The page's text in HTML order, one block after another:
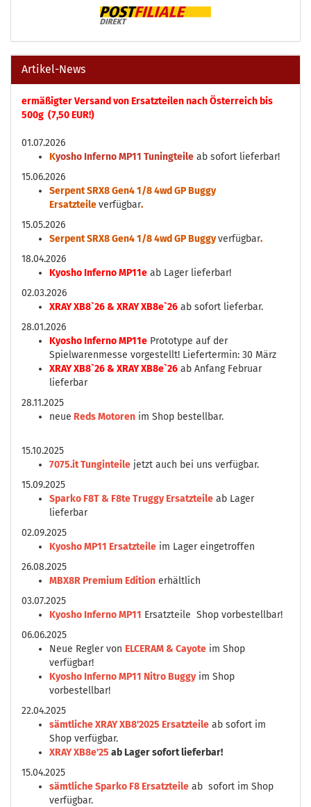
Artikel-News
ermäßigter Versand von Ersatzteilen nach Österreich bis
500g (7,50 EUR!)
01.07.2026
Kyosho Inferno MP11 Tuningteile ab sofort lieferbar!
15.06.2026
Serpent SRX8 Gen4 1/8 4wd GP Buggy
Ersatzteileverfügbar.
15.05.2026
Serpent SRX8 Gen4 1/8 4wd GP Buggyverfügbar.
18.04.2026
Kyosho Inferno MP11e ab Lager lieferbar!
02.03.2026
XRAY XB8`26 & XRAY XB8e`26 ab sofort lieferbar.
28.01.2026
Kyosho Inferno MP11e Prototype auf der
Spielwarenmesse vorgestellt! Liefertermin: 30 März
XRAY XB8`26 & XRAY XB8e`26 ab Anfang Februar
lieferbar
28.11.2025
neue Reds Motoren im Shop bestellbar.
15.10.2025
7075.it Tunginteile jetzt auch bei uns verfügbar.
15.09.2025
Sparko F8T & F8te Truggy Ersatzteile ab Lager
lieferbar
02.09.2025
Kyosho MP11 Ersatzteile im Lager eingetroffen
26.08.2025
MBX8R Premium Edition erhältlich
03.07.2025
Kyosho Inferno MP11 Ersatzteile Shop vorbestellbar!
06.06.2025
Neue Regler von ELCERAM & Cayote im Shop
verfügbar!
Kyosho Inferno MP11 Nitro Buggyim Shop
vorbestellbar!
22.04.2025
sämtliche XRAY XB8'2025 Ersatzteile ab sofort im
Shop verfügbar.
XRAY XB8e'25 ab Lager sofort lieferbar!
15.04.2025
sämtliche Sparko F8 Ersatzteile ab sofort im Shop
verfügbar.